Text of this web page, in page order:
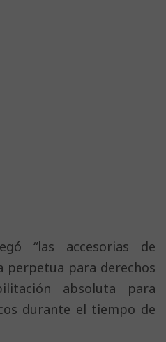
“las accesorias de
perpetua para derechos
absoluta para
durante el tiempo de